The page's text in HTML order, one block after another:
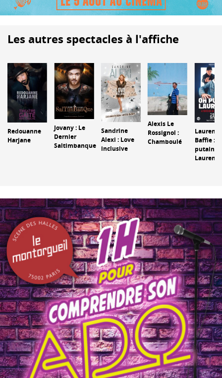
Les autres spectacles à l'affiche
Redouanne
Harjane
Jovany : Le
Dernier
Saltimbanque
Sandrine
Alexi : Love
inclusive
Alexis Le
Rossignol :
Chamboulé
Laurent
Baffie :
putain
Laurent !